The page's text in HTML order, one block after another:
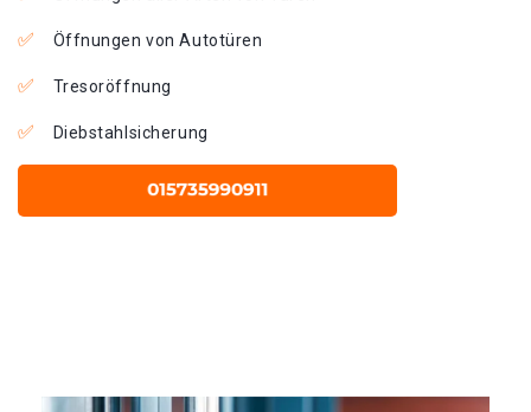
Öffnungen von Autotüren
Tresoröffnung
Diebstahlsicherung